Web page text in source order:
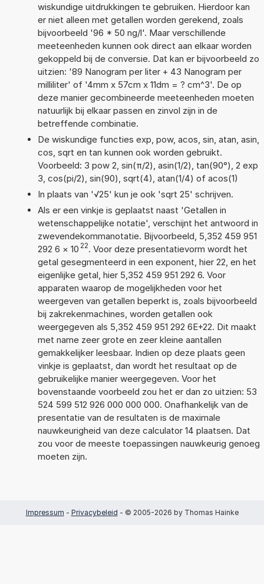
wiskundige uitdrukkingen te gebruiken. Hierdoor kan
er niet alleen met getallen worden gerekend, zoals
bijvoorbeeld '96 * 50 ng/l'. Maar verschillende
meeteenheden kunnen ook direct aan elkaar worden
gekoppeld bij de conversie. Dat kan er bijvoorbeeld zo
uitzien: '89 Nanogram per liter + 43 Nanogram per
milliliter' of '4mm x 57cm x 11dm = ? cm^3'. De op
deze manier gecombineerde meeteenheden moeten
natuurlijk bij elkaar passen en zinvol zijn in de
betreffende combinatie.
De wiskundige functies exp, pow, acos, sin, atan, asin,
cos, sqrt en tan kunnen ook worden gebruikt.
Voorbeeld: 3 pow 2, sin(π/2), asin(1/2), tan(90°), 2 exp
3, cos(pi/2), sin(90), sqrt(4), atan(1/4) of acos(1)
In plaats van '√25' kun je ook 'sqrt 25' schrijven.
Als er een vinkje is geplaatst naast 'Getallen in
wetenschappelijke notatie', verschijnt het antwoord in
zwevendekommanotatie. Bijvoorbeeld, 5,352 459 951
292 6 × 10 22. Voor deze presentatievorm wordt het
getal gesegmenteerd in een exponent, hier 22, en het
eigenlijke getal, hier 5,352 459 951 292 6. Voor
apparaten waarop de mogelijkheden voor het
weergeven van getallen beperkt is, zoals bijvoorbeeld
bij zakrekenmachines, worden getallen ook
weergegeven als 5,352 459 951 292 6E+22. Dit maakt
met name zeer grote en zeer kleine aantallen
gemakkelijker leesbaar. Indien op deze plaats geen
vinkje is geplaatst, dan wordt het resultaat op de
gebruikelijke manier weergegeven. Voor het
bovenstaande voorbeeld zou het er dan zo uitzien: 53
524 599 512 926 000 000 000. Onafhankelijk van de
presentatie van de resultaten is de maximale
nauwkeurigheid van deze calculator 14 plaatsen. Dat
zou voor de meeste toepassingen nauwkeurig genoeg
moeten zijn.
Impressum - Privacybeleid - © 2005-2026 by Thomas Hainke